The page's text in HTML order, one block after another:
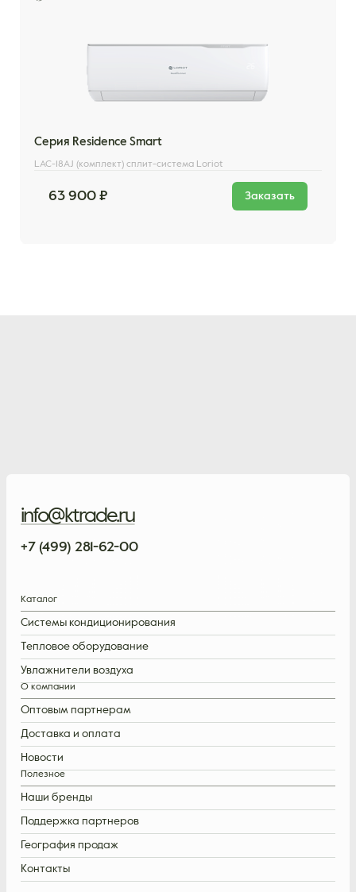
Серия Residence Smart
LAC-18AJ (комплект) сплит-система Loriot
63 900 ₽ Заказать
info@ktrade.ru
+7 (499) 281-62-00
Каталог
Системы кондиционирования
Тепловое оборудование
Увлажнители воздуха
О компании
Оптовым партнерам
Доставка и оплата
Новости
Полезное
Наши бренды
Поддержка партнеров
География продаж
Контакты